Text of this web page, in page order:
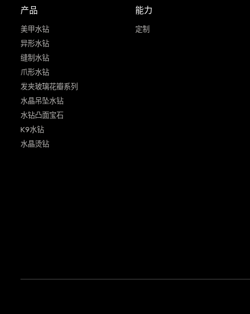
产品
美甲水钻
异形水钻
缝制水钻
爪形水钻
发夹玻璃花瓣系列
水晶吊坠水钻
水钻凸面宝石
K9水钻
水晶烫钻
能力
定制